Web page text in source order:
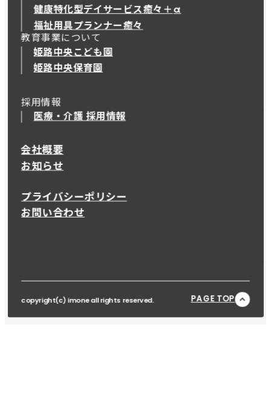
健康特化型デイサービス癒々＋α
健康特化型デイサービス癒々＋
福祉用具プランナー癒々
教育事業について
姫路中央こども園
姫路中央保育園
採用情報
医療・介護 採用情報
会社概要
お知らせ
プライバシーポリシー
お問い合わせ
copyright(c) imone all rights reserved. PAGE TOP